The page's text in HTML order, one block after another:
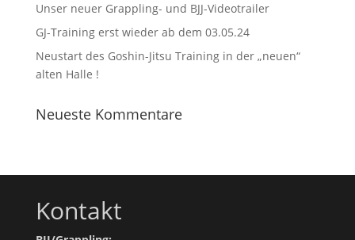
Unser neuer Grappling- und BJJ-Videotrailer
GJ-Training erst wieder ab dem 03.05.24
Neustart des Goshin-Jitsu Training in der „neuen“
alten Halle !
Neueste Kommentare
Kontakt